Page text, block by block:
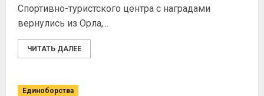
Спортивно-туристского центра с наградами
вернулись из Орла,...
ЧИТАТЬ ДАЛЕЕ
Единоборства